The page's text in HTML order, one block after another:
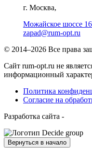
г. Москва,
Можайское шоссе
zapad@rum-opt.ru
© 2014–2026 Все права
Сайт rum-opt.ru не
информационный
Политика
Согласие на
Разработка сайта -
Вернуться в начало